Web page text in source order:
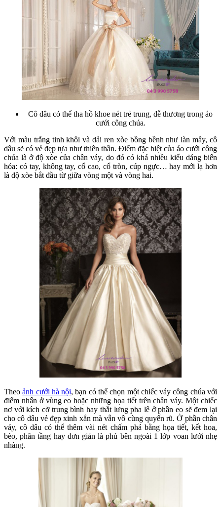
Cô dâu có thể tha hồ khoe nét trẻ trung, dễ thương trong áo
cưới công chúa.
Với màu trắng tinh khôi và dải ren xòe bồng bềnh như làn mây, cô
dâu sẽ có vẻ đẹp tựa như thiên thần. Điểm đặc biệt của áo cưới công
chúa là ở độ xòe của chân váy, do đó có khá nhiều kiểu dáng biến
hóa: có tay, không tay, cổ cao, cổ tròn, cúp ngực… hay mới lạ hơn
là độ xòe bắt đầu từ giữa vòng một và vòng hai.
Theoảnh cưới hà nội, bạn có thể chọn một chiếc váy công chúa với
điểm nhấn ở vùng eo hoặc những họa tiết trên chân váy. Một chiếc
nơ với kích cỡ trung bình hay thắt lưng pha lê ở phần eo sẽ đem lại
cho cô dâu vẻ đẹp xinh xắn mà vẫn vô cùng quyến rũ. Ở phần chân
váy, cô dâu có thể thêm vài nét chấm phá bằng họa tiết, kết hoa,
bèo, phân tầng hay đơn giản là phủ bên ngoài 1 lớp voan lưới nhẹ
nhàng.